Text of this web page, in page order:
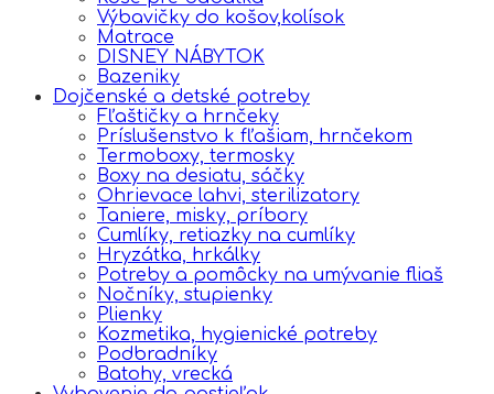
Výbavičky do košov,kolísok
Matrace
DISNEY NÁBYTOK
Bazeniky
Dojčenské a detské potreby
Fľaštičky a hrnčeky
Príslušenstvo k fľašiam, hrnčekom
Termoboxy, termosky
Boxy na desiatu, sáčky
Ohrievace lahvi, sterilizatory
Taniere, misky, príbory
Cumlíky, retiazky na cumlíky
Hryzátka, hrkálky
Potreby a pomôcky na umývanie fliaš
Nočníky, stupienky
Plienky
Kozmetika, hygienické potreby
Podbradníky
Batohy, vrecká